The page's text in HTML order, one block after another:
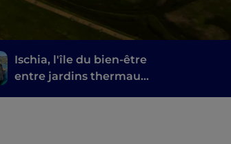
Ischia, l'île du bien-être
entre jardins thermaux